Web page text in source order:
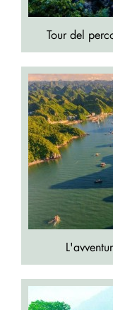
Tour del